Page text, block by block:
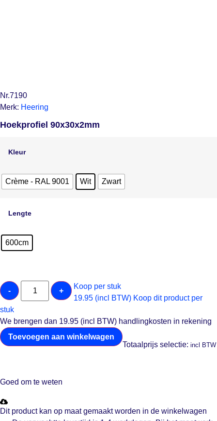
Nr.7190
Merk: Heering
Hoekprofiel 90x30x2mm
Kleur
Crème - RAL 9001 Wit Zwart
Lengte
600cm
- +
Koop per stuk
19.95 (incl BTW) Koop dit product per
stuk
We brengen dan 19.95 (incl BTW) handlingkosten in rekening
Toevoegen aan winkelwagen
Totaalprijs selectie: incl BTW
Goed om te weten
Dit product kan op maat gemaakt worden in de winkelwagen